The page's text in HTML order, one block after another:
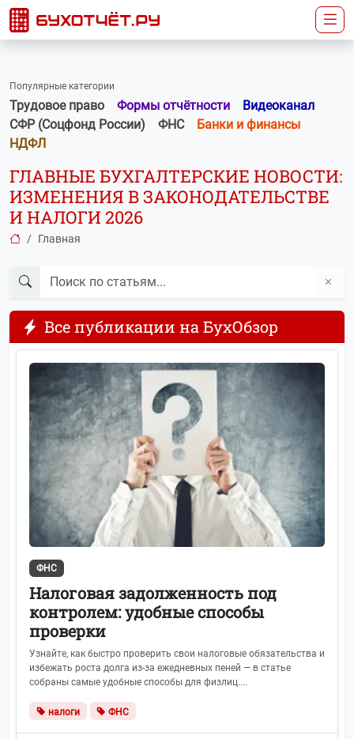
Популярные категории
Трудовое право Формы отчётности
Видеоканал
СФР (Соцфонд России)
ФНС
Банки и финансы
НДФЛ
ГЛАВНЫЕ БУХГАЛТЕРСКИЕ НОВОСТИ:
ИЗМЕНЕНИЯ В ЗАКОНОДАТЕЛЬСТВЕ
И НАЛОГИ 2026
Главная
Все публикации на БухОбзор
ФНС
Налоговая задолженность под
контролем: удобные способы
проверки
Узнайте, как быстро проверить свои налоговые обязательства и
избежать роста долга из‑за ежедневных пеней — в статье
собраны самые удобные способы для физлиц....
налоги ФНС